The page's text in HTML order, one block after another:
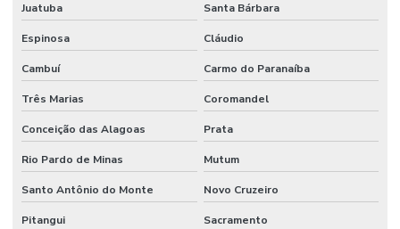
Juatuba Santa Bárbara
Espinosa Cláudio
Cambuí Carmo do Paranaíba
Três Marias Coromandel
Conceição das Alagoas Prata
Rio Pardo de Minas Mutum
Santo Antônio do Monte Novo Cruzeiro
Pitangui Sacramento